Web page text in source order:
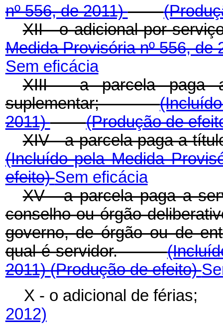
nº 556, de 2011)
XII - o adicional por
Medida Provisória nº 556, de
Sem eficácia
XIII - a parcela paga
suplementar;
2011)
(Produção de
XIV - a parcela paga a
(Incluído pela Medida
efeito)Sem eficácia
XV - a parcela paga a
conselho ou órgão
governo, de órgão ou de
qual é servidor.
2011)(Produção de efeito)
X - o adicional de
2012)